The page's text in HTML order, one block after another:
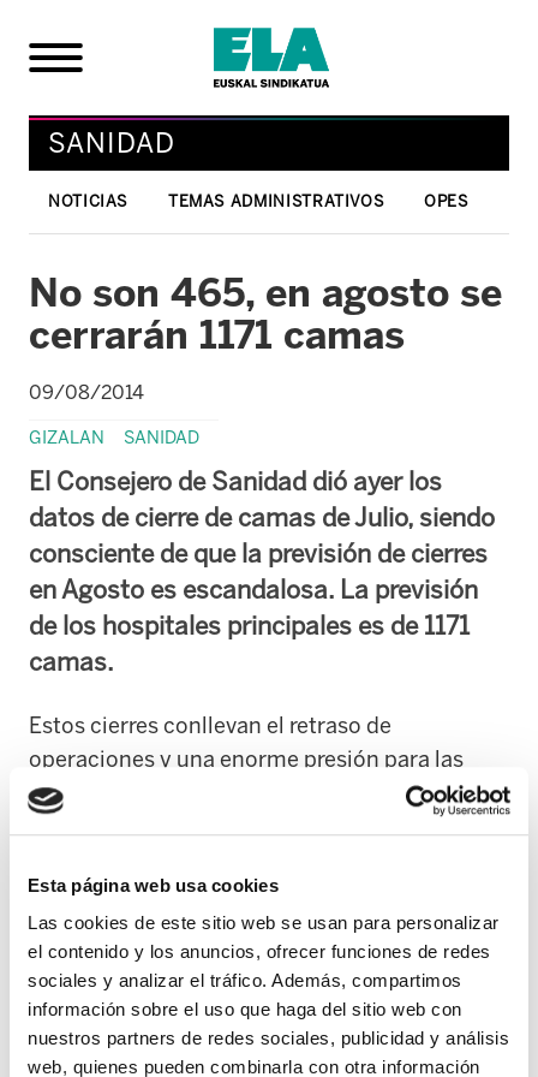
Esta página web usa cookies
Las cookies de este sitio web se usan para personalizar
el contenido y los anuncios, ofrecer funciones de redes
sociales y analizar el tráfico. Además, compartimos
información sobre el uso que haga del sitio web con
nuestros partners de redes sociales, publicidad y análisis
web, quienes pueden combinarla con otra información
SANIDAD
NOTICIAS TEMAS ADMINISTRATIVOS OPES
No son 465, en agosto se
cerrarán 1171 camas
09/08/2014
GIZALAN SANIDAD
El Consejero de Sanidad dió ayer los
datos de cierre de camas de Julio, siendo
consciente de que la previsión de cierres
en Agosto es escandalosa. La previsión
de los hospitales principales es de 1171
camas.
Estos cierres conllevan el retraso de
operaciones y una enorme presión para las
urgencias, que corren el peligro de colapsarse
No sólo se cierran camas, en Atención Primaria
por no sustituir a todos los profesionales de
todos los cupos están llegando a atender hasta
70 pacientes por día por el cierre de agendas y
asunción de varios cupos por un profesional.